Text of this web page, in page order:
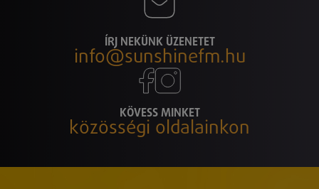
ÍRJ NEKÜNK ÜZENETET
info@sunshinefm.hu
KÖVESS MINKET
közösségi oldalainkon